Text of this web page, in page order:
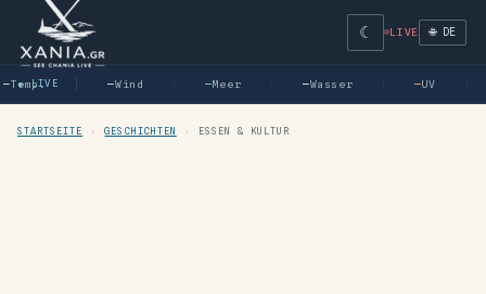
☾ LIVE 🌐 DE
● LIVE
Temp. —Wind —Meer —Wasser —UV
STARTSEITE › GESCHICHTEN › ESSEN & KULTUR